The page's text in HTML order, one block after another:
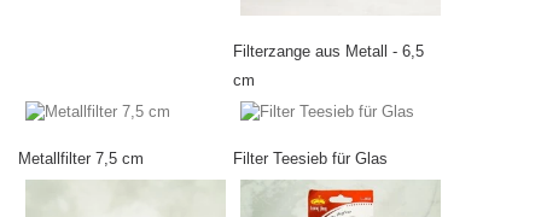
Filterzange aus Metall - 6,5
cm
Metallfilter 7,5 cm Filter Teesieb für Glas